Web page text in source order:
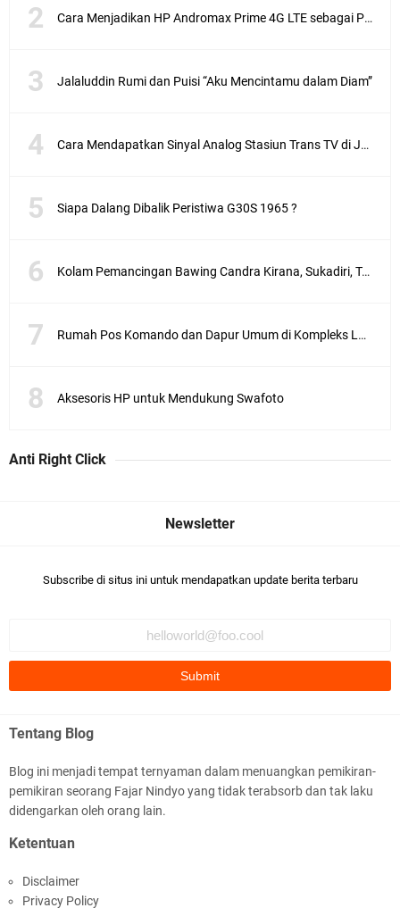
Cara Menjadikan HP Andromax Prime 4G LTE sebagai Perangkat Wifi Hotspot
Jalaluddin Rumi dan Puisi “Aku Mencintamu dalam Diam”
Cara Mendapatkan Sinyal Analog Stasiun Trans TV di Jakarta
Siapa Dalang Dibalik Peristiwa G30S 1965 ?
Kolam Pemancingan Bawing Candra Kirana, Sukadiri, Tangerang
Rumah Pos Komando dan Dapur Umum di Kompleks Lubang Buaya Jakarta
Aksesoris HP untuk Mendukung Swafoto
Anti Right Click
Subscribe di situs ini untuk mendapatkan update berita terbaru
Tentang Blog
Blog ini menjadi tempat ternyaman dalam menuangkan pemikiran-
pemikiran seorang Fajar Nindyo yang tidak terabsorb dan tak laku
didengarkan oleh orang lain.
Ketentuan
Disclaimer
Privacy Policy